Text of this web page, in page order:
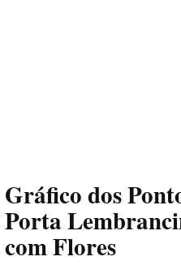
Gráfico dos
Porta
com Flores